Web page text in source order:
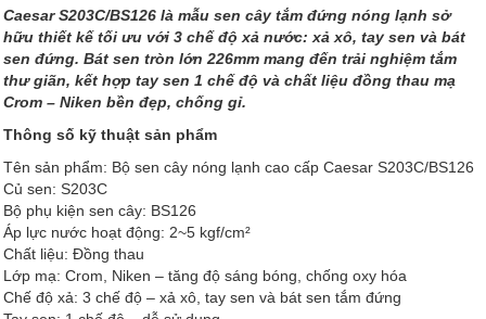
Caesar S203C/BS126 là mẫu sen cây tắm đứng nóng lạnh sở
hữu thiết kế tối ưu với 3 chế độ xả nước: xả xô, tay sen và bát
sen đứng. Bát sen tròn lớn 226mm mang đến trải nghiệm tắm
thư giãn, kết hợp tay sen 1 chế độ và chất liệu đồng thau mạ
Crom – Niken bền đẹp, chống gỉ.
Thông số kỹ thuật sản phẩm
Tên sản phẩm: Bộ sen cây nóng lạnh cao cấp Caesar S203C/BS126
Củ sen: S203C
Bộ phụ kiện sen cây: BS126
Áp lực nước hoạt động: 2~5 kgf/cm²
Chất liệu: Đồng thau
Lớp mạ: Crom, Niken – tăng độ sáng bóng, chống oxy hóa
Chế độ xả: 3 chế độ – xả xô, tay sen và bát sen tắm đứng